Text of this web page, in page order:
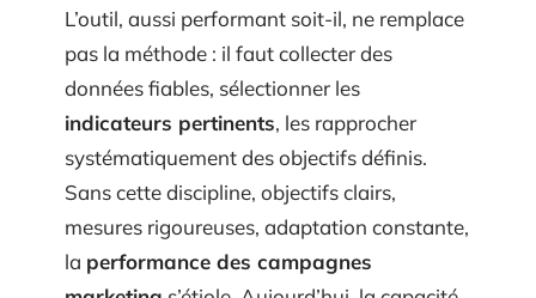
L’outil, aussi performant soit-il, ne remplace
pas la méthode : il faut collecter des
données fiables, sélectionner les
indicateurs pertinents, les rapprocher
systématiquement des objectifs définis.
Sans cette discipline, objectifs clairs,
mesures rigoureuses, adaptation constante,
la performance des campagnes